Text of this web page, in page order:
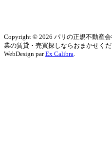
Copyright © 2026 パリの正規不動産
業の賃貸・売買探しならおまかせくだ
WebDesign parEx Calibra.